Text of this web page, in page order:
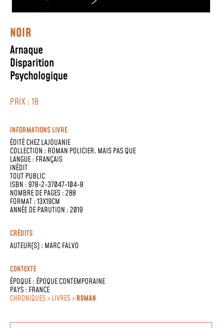
NOIR
Arnaque
Disparition
Psychologique
PRIX : 18
INFORMATIONS LIVRE
ÉDITÉ CHEZLAJOUANIE
COLLECTION : ROMAN POLICIER, MAIS PAS QUE
LANGUE : FRANÇAIS
INÉDIT
TOUT PUBLIC
ISBN : 978-2-37047-104-8
NOMBRE DE PAGES : 288
FORMAT : 13X19CM
ANNÉE DE PARUTION : 2019
CRÉDITS
AUTEUR(S) : MARC FALVO
CONTEXTE
ÉPOQUE : ÉPOQUE CONTEMPORAINE
PAYS : FRANCE
CHRONIQUES > LIVRES >ROMAN